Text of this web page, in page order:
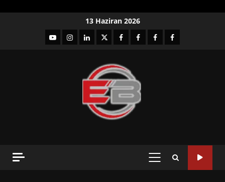
13 Haziran 2026
YouTubeInstagram
LinkedIntwitterfacebook-Facebook-
Facebook-Facebook-
PRIMARY